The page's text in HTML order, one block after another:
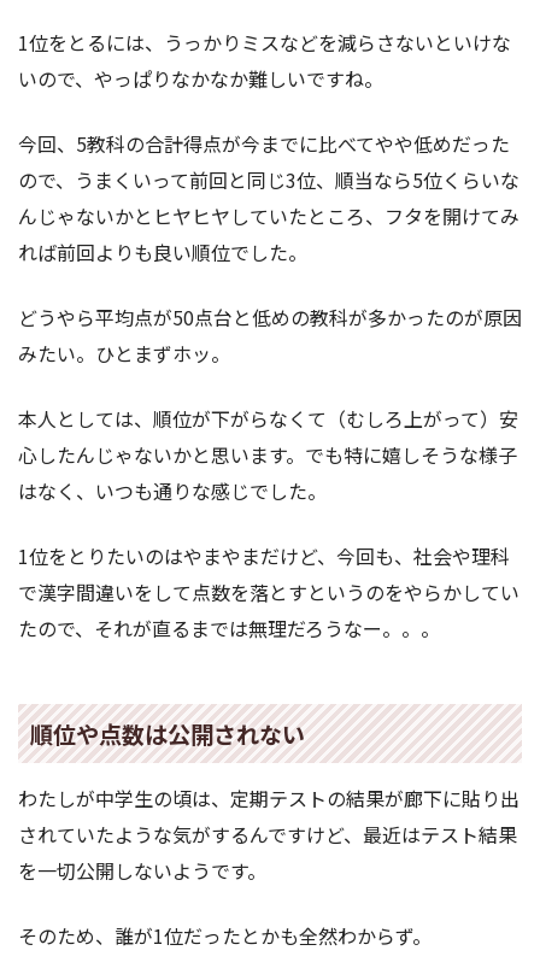
1位をとるには、うっかりミスなどを減らさないといけな
いので、やっぱりなかなか難しいですね。
今回、5教科の合計得点が今までに比べてやや低めだった
ので、うまくいって前回と同じ3位、順当なら5位くらいな
んじゃないかとヒヤヒヤしていたところ、フタを開けてみ
れば前回よりも良い順位でした。
どうやら平均点が50点台と低めの教科が多かったのが原因
みたい。ひとまずホッ。
本人としては、順位が下がらなくて（むしろ上がって）安
心したんじゃないかと思います。でも特に嬉しそうな様子
はなく、いつも通りな感じでした。
1位をとりたいのはやまやまだけど、今回も、社会や理科
で漢字間違いをして点数を落とすというのをやらかしてい
たので、それが直るまでは無理だろうなー。。。
順位や点数は公開されない
わたしが中学生の頃は、定期テストの結果が廊下に貼り出
されていたような気がするんですけど、最近はテスト結果
を一切公開しないようです。
そのため、誰が1位だったとかも全然わからず。